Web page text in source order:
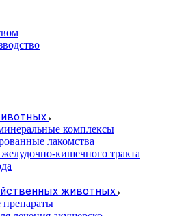
комплексы
лакомства
кишечного тракта
животных